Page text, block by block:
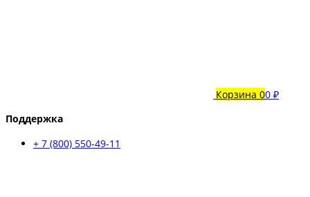
Корзина 00 ₽
Поддержка
+ 7 (800) 550-49-11